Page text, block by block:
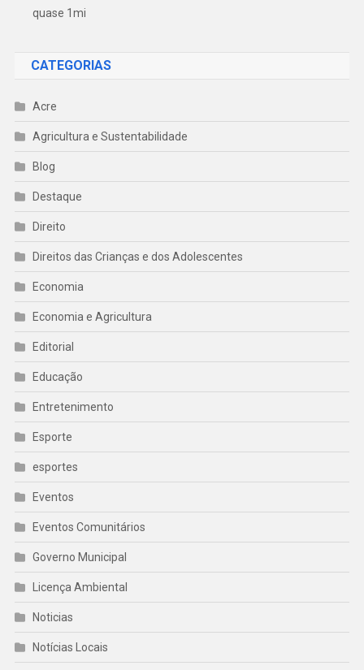
quase 1mi
CATEGORIAS
Acre
Agricultura e Sustentabilidade
Blog
Destaque
Direito
Direitos das Crianças e dos Adolescentes
Economia
Economia e Agricultura
Editorial
Educação
Entretenimento
Esporte
esportes
Eventos
Eventos Comunitários
Governo Municipal
Licença Ambiental
Noticias
Notícias Locais